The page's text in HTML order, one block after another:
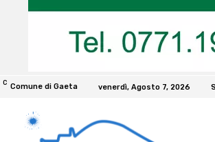
C Comune di Gaeta venerdì, Agosto 7, 2026